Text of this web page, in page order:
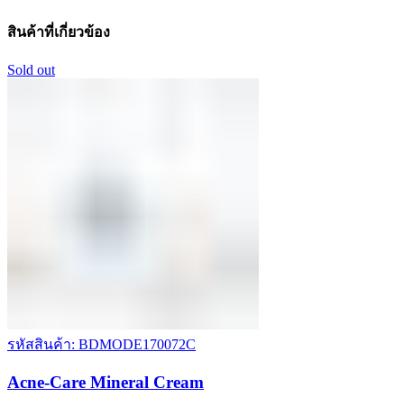
สินค้าที่เกี่ยวข้อง
Sold out
รหัสสินค้า: BDMODE170072C
Acne-Care Mineral Cream